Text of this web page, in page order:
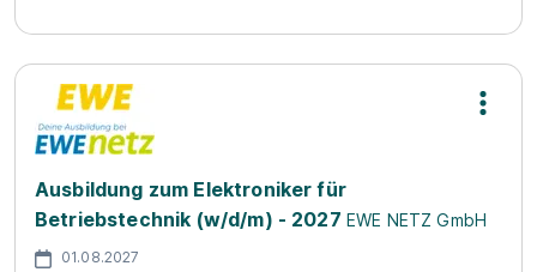
Ausbildung zum Elektroniker für
Betriebstechnik (w/d/m) - 2027 EWE NETZ GmbH
01.08.2027